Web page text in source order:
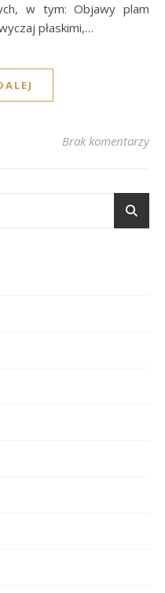
w tym: Objawy plam
płaskimi,…
Brak komentarzy